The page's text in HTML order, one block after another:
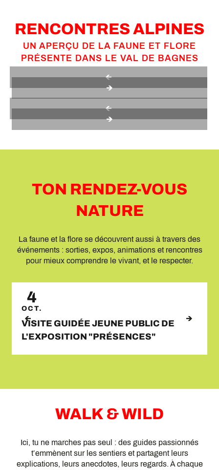
RENCONTRES ALPINES
UN APERÇU DE LA FAUNE ET FLORE
PRÉSENTE DANS LE VAL DE BAGNES
TON RENDEZ-VOUS
NATURE
La faune et la flore se découvrent aussi à travers des
événements : sorties, expos, animations et rencontres
pour mieux comprendre le vivant, et le respecter.
4
OCT.
VISITE GUIDÉE JEUNE PUBLIC DE
L'EXPOSITION "PRÉSENCES"
WALK & WILD
Ici, tu ne marches pas seul : des guides passionnés
t’emmènent sur les sentiers et partagent leurs
explications, leurs anecdotes, leurs regards. À chaque